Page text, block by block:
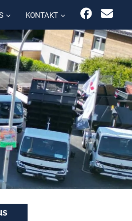
KONTAKT